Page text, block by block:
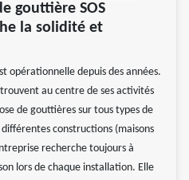
gouttière SOS
la solidité et
opérationnelle depuis des années.
au centre de ses activités
de gouttières sur tous types de
constructions (maisons
recherche toujours à
lors de chaque installation. Elle